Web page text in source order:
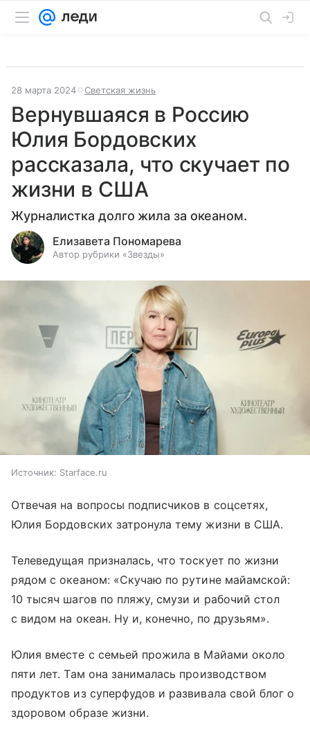
28 марта 2024 Светская жизнь
Вернувшаяся в Россию
Юлия Бордовских
рассказала, что скучает по
жизни в США
Журналистка долго жила за океаном.
Елизавета Пономарева
Автор рубрики «Звезды»
Источник: Starface.ru
Отвечая на вопросы подписчиков в соцсетях,
Юлия Бордовских затронула тему жизни в США.
Телеведущая призналась, что тоскует по жизни
рядом с океаном: «Скучаю по рутине майамской:
10 тысяч шагов по пляжу, смузи и рабочий стол
с видом на океан. Ну и, конечно, по друзьям».
Юлия вместе с семьей прожила в Майами около
пяти лет. Там она занималась производством
продуктов из суперфудов и развивала свой блог о
здоровом образе жизни.